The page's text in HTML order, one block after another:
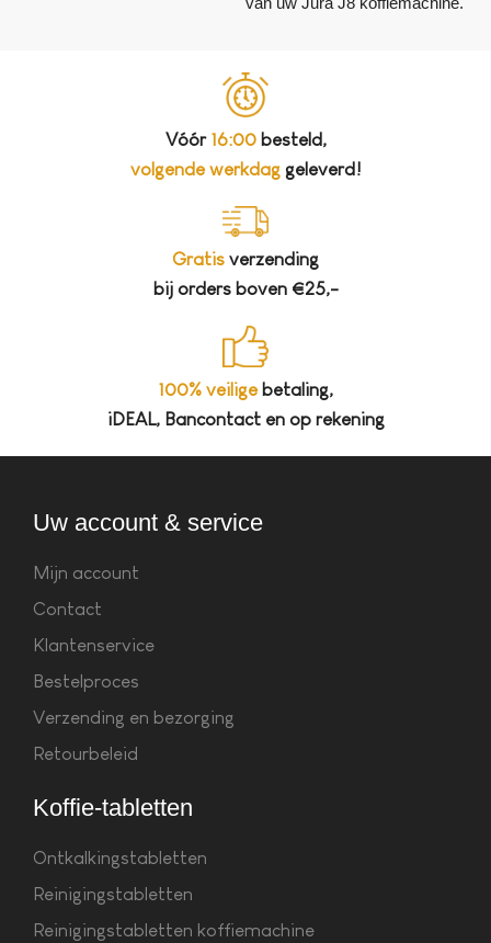
Vóór 16:00besteld,
volgende werkdaggeleverd!
Gratis verzending
bij orders boven €25,-
100% veiligebetaling,
iDEAL, Bancontact en op rekening
Uw account & service
Mijn account
Contact
Klantenservice
Bestelproces
Verzending en bezorging
Retourbeleid
Koffie-tabletten
Ontkalkingstabletten
Reinigingstabletten
Reinigingstabletten koffiemachine